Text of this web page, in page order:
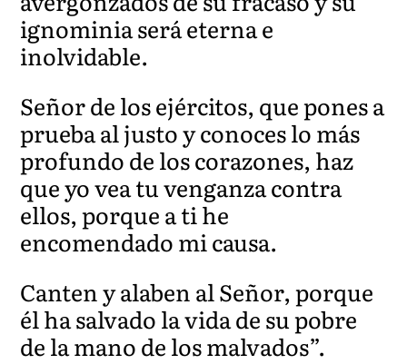
ignominia será eterna e
inolvidable.
Señor de los ejércitos, que pones a
prueba al justo y conoces lo más
profundo de los corazones, haz
que yo vea tu venganza contra
ellos, porque a ti he
encomendado mi causa.
Canten y alaben al Señor, porque
él ha salvado la vida de su pobre
de la mano de los malvados”.